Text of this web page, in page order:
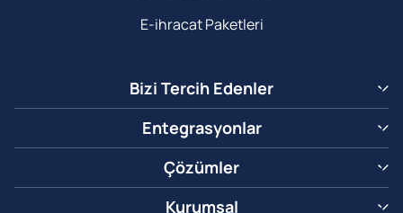
E-ihracat Paketleri
Bizi Tercih Edenler
Entegrasyonlar
Çözümler
Kurumsal